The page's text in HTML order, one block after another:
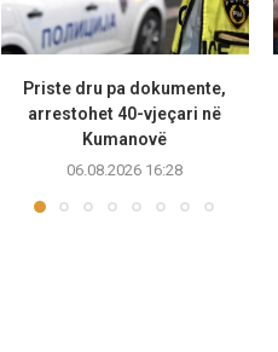
Priste dru pa dokumente,
arrestohet 40-vjeçari në
Kumanovë
06.08.2026 16:28